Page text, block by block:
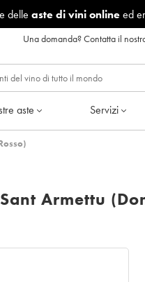
delle aste di vini onlineed
Una domanda?Contatta il
aste Servizi
Armettu